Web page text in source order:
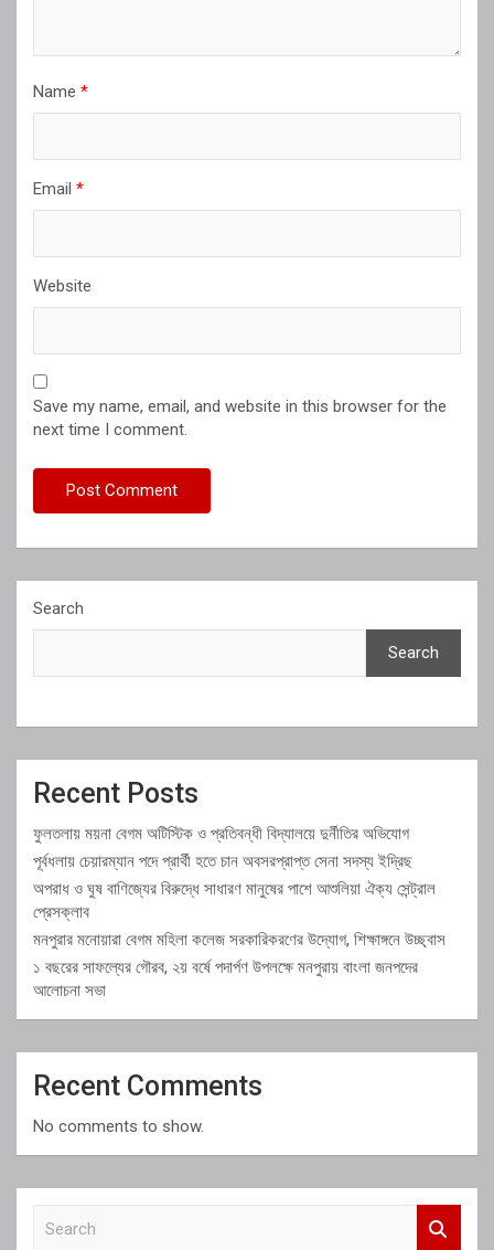
Name *
Email *
Website
Save my name, email, and website in this browser for the
next time I comment.
Search
Search
Recent Posts
ফুলতলায় ময়না বেগম অটিস্টিক ও প্রতিবন্ধী বিদ্যালয়ে দুর্নীতির অভিযোগ
পূর্বধলায় চেয়ারম্যান পদে প্রার্থী হতে চান অবসরপ্রাপ্ত সেনা সদস্য ইদ্রিছ
অপরাধ ও ঘুষ বাণিজ্যের বিরুদ্ধে সাধারণ মানুষের পাশে আশুলিয়া ঐক্য সেন্ট্রাল
প্রেসক্লাব
মনপুরার মনোয়ারা বেগম মহিলা কলেজ সরকারিকরণের উদ্যোগ, শিক্ষাঙ্গনে উচ্ছ্বাস
১ বছরের সাফল্যের গৌরব, ২য় বর্ষে পদার্পণ উপলক্ষে মনপুরায় বাংলা জনপদের
আলোচনা সভা
Recent Comments
No comments to show.